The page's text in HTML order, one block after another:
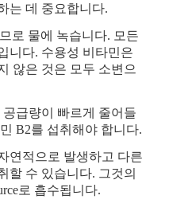
는 데 중요합니다.
로 물에 녹습니다. 모든
니다. 수용성 비타민은
않은 것은 모두 소변으
급량이 빠르게 줄어들
B2를 섭취해야 합니다.
연적으로 발생하고 다른
할 수 있습니다. 그것의
로 흡수됩니다.